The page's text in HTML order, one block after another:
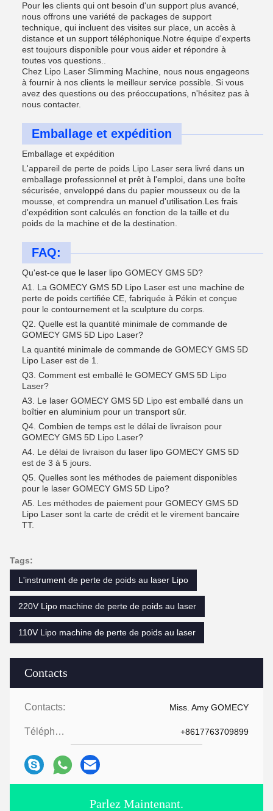
Contacts
Contacts: Miss. Amy GOMECY
Téléphone: +8617763709899
Parlez Maintenant.
Pour les clients qui ont besoin d'un support plus avancé,
nous offrons une variété de packages de support
technique, qui incluent des visites sur place, un accès à
distance et un support téléphonique.Notre équipe d'experts
est toujours disponible pour vous aider et répondre à
toutes vos questions..
Chez Lipo Laser Slimming Machine, nous nous engageons
à fournir à nos clients le meilleur service possible. Si vous
avez des questions ou des préoccupations, n'hésitez pas à
nous contacter.
Emballage et expédition
Emballage et expédition
L'appareil de perte de poids Lipo Laser sera livré dans un
emballage professionnel et prêt à l'emploi, dans une boîte
sécurisée, enveloppé dans du papier mousseux ou de la
mousse, et comprendra un manuel d'utilisation.Les frais
d'expédition sont calculés en fonction de la taille et du
poids de la machine et de la destination.
FAQ:
Qu'est-ce que le laser lipo GOMECY GMS 5D?
A1. La GOMECY GMS 5D Lipo Laser est une machine de
perte de poids certifiée CE, fabriquée à Pékin et conçue
pour le contournement et la sculpture du corps.
Q2. Quelle est la quantité minimale de commande de
GOMECY GMS 5D Lipo Laser?
La quantité minimale de commande de GOMECY GMS 5D
Lipo Laser est de 1.
Q3. Comment est emballé le GOMECY GMS 5D Lipo
Laser?
A3. Le laser GOMECY GMS 5D Lipo est emballé dans un
boîtier en aluminium pour un transport sûr.
Q4. Combien de temps est le délai de livraison pour
GOMECY GMS 5D Lipo Laser?
A4. Le délai de livraison du laser lipo GOMECY GMS 5D
est de 3 à 5 jours.
Q5. Quelles sont les méthodes de paiement disponibles
pour le laser GOMECY GMS 5D Lipo?
A5. Les méthodes de paiement pour GOMECY GMS 5D
Lipo Laser sont la carte de crédit et le virement bancaire
TT.
Tags:
L'instrument de perte de poids au laser Lipo
220V Lipo machine de perte de poids au laser
110V Lipo machine de perte de poids au laser